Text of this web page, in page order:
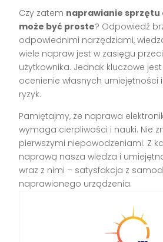
Czy zatem naprawianie
może być proste? Odpowiedź
odpowiednimi narzędziami,
wiele napraw jest w zasięgu
użytkownika. Jednak kluczowe
ocenienie własnych
ryzyk.
Pamiętajmy, że naprawa
wymaga cierpliwości i nauki. Nie
pierwszymi niepowodzeniami. Z
naprawą nasza wiedza i
wraz z nimi – satysfakcja z
naprawionego urządzenia.